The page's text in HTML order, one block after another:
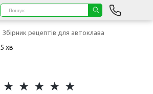
Збірник рецептів для автоклава
хв